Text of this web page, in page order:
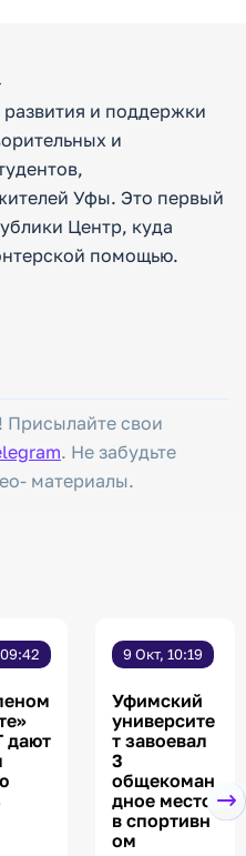
и поддержки
и
Уфы. Это первый
Центр, куда
помощью.
Присылайте свои
. Не забудьте
материалы.
дают
9 Окт, 10:19
Уфимский
университе
т завоевал
3
общекоман
дное место
в спортивн
ом